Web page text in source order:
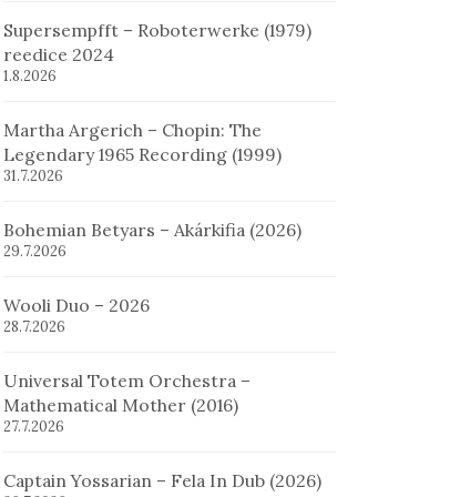
Supersempfft – Roboterwerke (1979)
reedice 2024
1.8.2026
Martha Argerich – Chopin: The
Legendary 1965 Recording (1999)
31.7.2026
Bohemian Betyars – Akárkifia (2026)
29.7.2026
Wooli Duo – 2026
28.7.2026
Universal Totem Orchestra –
Mathematical Mother (2016)
27.7.2026
Captain Yossarian – Fela In Dub (2026)